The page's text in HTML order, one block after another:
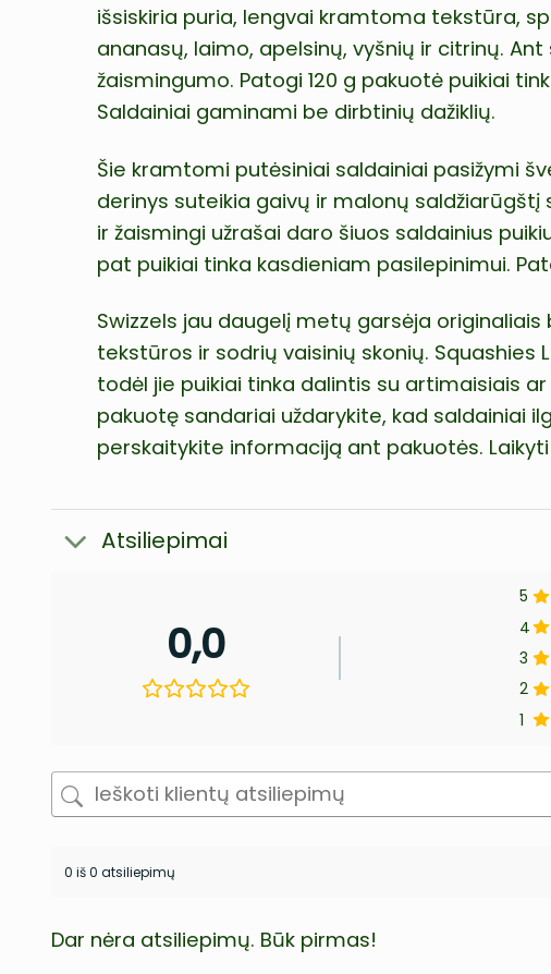
išsiskiria puria, lengvai kramtoma tekstūra,
ananasų, laimo, apelsinų, vyšnių ir citrinų.
žaismingumo. Patogi 120 g pakuotė puikiai
Saldainiai gaminami be dirbtinių dažiklių.
Šie kramtomi putėsiniai saldainiai pasižymi
derinys suteikia gaivų ir malonų
ir žaismingi užrašai daro šiuos saldainius
pat puikiai tinka kasdieniam pasilepinimui.
Swizzels jau daugelį metų garsėja
tekstūros ir sodrių vaisinių skonių. Squashies
todėl jie puikiai tinka dalintis su artimaisiais
pakuotę sandariai uždarykite, kad saldainiai
perskaitykite informaciją ant pakuotės.
Atsiliepimai
0,0
5
4
3
2
1
0 iš 0 atsiliepimų
Dar nėra atsiliepimų. Būk pirmas!